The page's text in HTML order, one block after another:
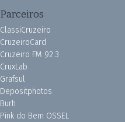
Parceiros
ClassiCruzeiro
CruzeiroCard
Cruzeiro FM 92.3
CruxLab
Grafsul
Depositphotos
Burh
Pink do Bem OSSEL